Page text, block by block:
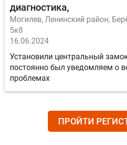
диагностика
Могилев, Ленинский район,
5к8
16.06.2024
Установили центральный
постоянно был уведомляем о
проблемах
ПРОЙТИ